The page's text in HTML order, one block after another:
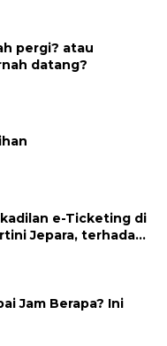
pergi? atau
datang?
e-Ticketing di
Jepara, terhadap
Jam Berapa? Ini